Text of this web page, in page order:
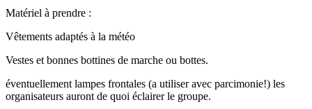
Matériel à prendre :
Vêtements adaptés à la météo
Vestes et bonnes bottines de marche ou bottes.
éventuellement lampes frontales (a utiliser avec parcimonie!) les
organisateurs auront de quoi éclairer le groupe.